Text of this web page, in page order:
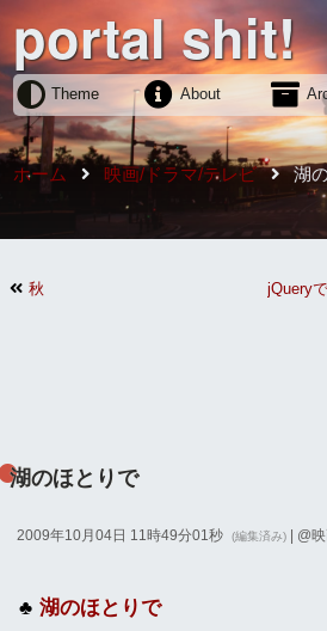
portal shit!
Theme About
ホーム 映画/ドラマ/テレビ 湖
秋 jQuery
湖のほとりで
2009年10月04日 11時49分01秒 (編集済み) | @
湖のほとりで